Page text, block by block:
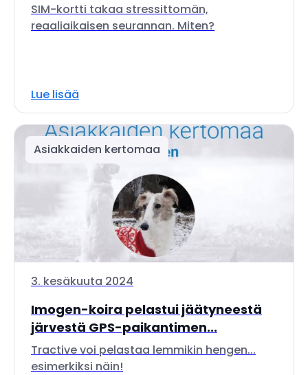
SIM-kortti takaa stressittomän,
reaaliaikaisen seurannan. Miten?
Lue lisää
Asiakkaiden kertomaa
3. kesäkuuta 2024
Imogen-koira pelastui jäätyneestä
järvestä GPS-paikantimen...
Tractive voi pelastaa lemmikin hengen...
esimerkiksi näin!